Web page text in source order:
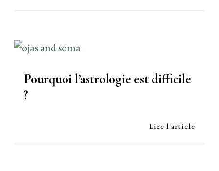
Pourquoi l’astrologie est difficile
?
Lire l'article